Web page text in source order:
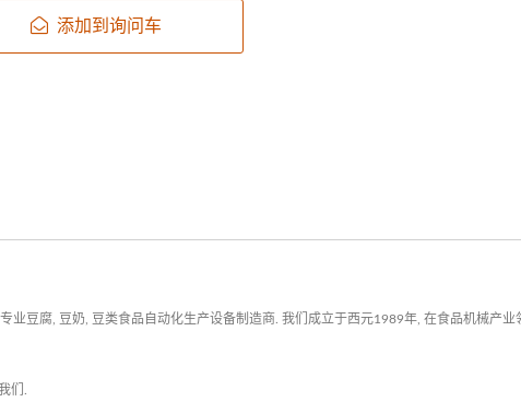
添加到询问车
业豆腐, 豆奶, 豆类食品自动化生产设备制造商. 我们成立于西元1989年, 在食品机械产
们